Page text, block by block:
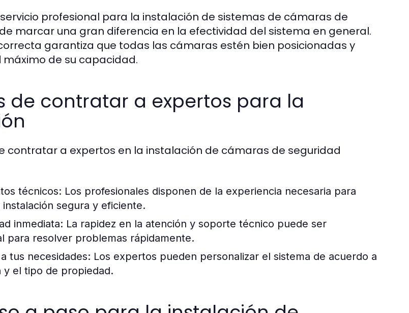
profesional para la instalación de sistemas de cámaras de
marcar una gran diferencia en la efectividad del sistema en general.
garantiza que todas las cámaras estén bien posicionadas y
de su capacidad.
de contratar a expertos para la
contratar a expertos en la instalación de cámaras de seguridad
técnicos: Los profesionales disponen de la experiencia necesaria para
instalación segura y eficiente.
inmediata: La rapidez en la atención y soporte técnico puede ser
para resolver problemas rápidamente.
tus necesidades: Los expertos pueden personalizar el sistema de acuerdo a
y el tipo de propiedad.